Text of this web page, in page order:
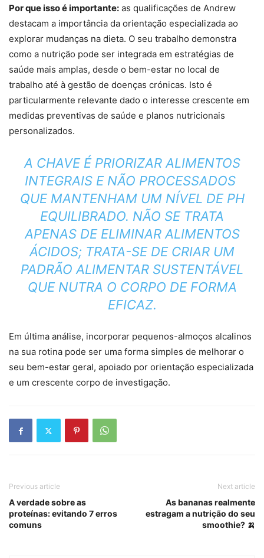
Por que isso é importante: as qualificações de Andrew
destacam a importância da orientação especializada ao
explorar mudanças na dieta. O seu trabalho demonstra
como a nutrição pode ser integrada em estratégias de
saúde mais amplas, desde o bem-estar no local de
trabalho até à gestão de doenças crónicas. Isto é
particularmente relevante dado o interesse crescente em
medidas preventivas de saúde e planos nutricionais
personalizados.
A CHAVE É PRIORIZAR ALIMENTOS
INTEGRAIS E NÃO PROCESSADOS ​​
QUE MANTENHAM UM NÍVEL DE PH
EQUILIBRADO. NÃO SE TRATA
APENAS DE ELIMINAR ALIMENTOS
ÁCIDOS; TRATA-SE DE CRIAR UM
PADRÃO ALIMENTAR SUSTENTÁVEL
QUE NUTRA O CORPO DE FORMA
EFICAZ.
Em última análise, incorporar pequenos-almoços alcalinos
na sua rotina pode ser uma forma simples de melhorar o
seu bem-estar geral, apoiado por orientação especializada
e um crescente corpo de investigação.
Previous article
A verdade sobre as
proteínas: evitando 7 erros
comuns
Next article
As bananas realmente
estragam a nutrição do seu
smoothie? 🍌